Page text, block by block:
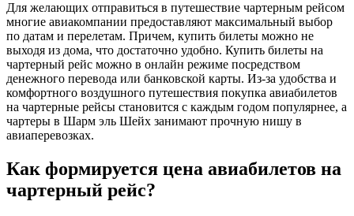
Для желающих отправиться в путешествие чартерным рейсом
многие авиакомпании предоставляют максимальный выбор
по датам и перелетам. Причем, купить билеты можно не
выходя из дома, что достаточно удобно. Купить билеты на
чартерный рейс можно в онлайн режиме посредством
денежного перевода или банковской карты. Из-за удобства и
комфортного воздушного путешествия покупка авиабилетов
на чартерные рейсы становится с каждым годом популярнее, а
чартеры в Шарм эль Шейх занимают прочную нишу в
авиаперевозках.
Как формируется цена авиабилетов на
чартерный рейс?